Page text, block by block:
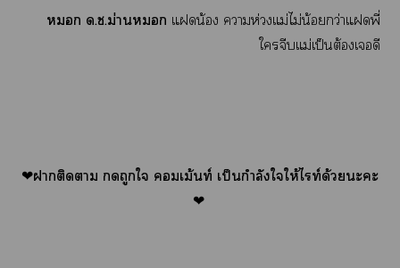
 ด.ช.ม่าน แน้อง าห่วงแม่ไม่น้อยกว่าแพี่
ใจีบแม่เป็นต้องเดี
❤าติดา ถูกใ เม้นท์ เป็นกำลังใให้ไท์ด้วยะะ
❤